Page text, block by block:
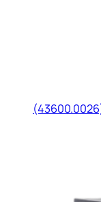
(43600.0026)